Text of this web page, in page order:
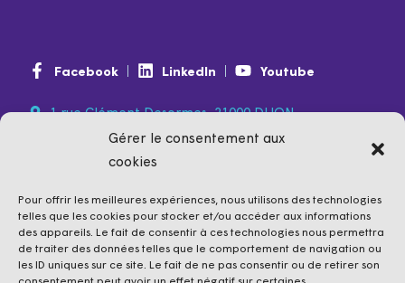
Gérer le consentement aux
cookies
Pour offrir les meilleures expériences, nous utilisons des technologies
telles que les cookies pour stocker et/ou accéder aux informations
des appareils. Le fait de consentir à ces technologies nous permettra
de traiter des données telles que le comportement de navigation ou
les ID uniques sur ce site. Le fait de ne pas consentir ou de retirer son
Facebook LinkedIn Youtube
1 rue Clément Desormes, 21000 DIJON
0974 350 350(non surtaxé)
contact@promut.fr
promut.fr